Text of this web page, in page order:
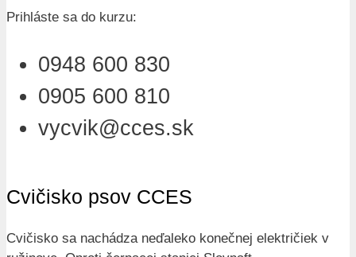
Prihláste sa do kurzu:
0948 600 830
0905 600 810
vycvik@cces.sk
Cvičisko psov CCES
Cvičisko sa nachádza neďaleko konečnej električiek v